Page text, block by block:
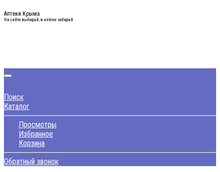
Аптеки Крыма
На сайте выбирай, в аптеке забирай
Поиск
Каталог
Просмотры
Избранное
Корзина
Обратный звонок